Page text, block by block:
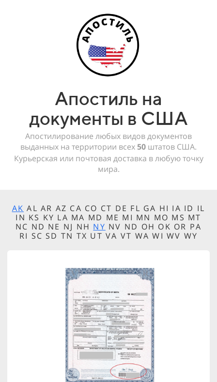
Апостиль на
документы в США
Апостилирование любых видов документов
выданных на территории всех 50 штатов США.
Курьерская или почтовая доставка в любую точку
мира.
AK AL AR AZ CA CO CT DE FL GA HI IA ID IL
IN KS KY LA MA MD ME MI MN MO MS MT
NC ND NE NJ NH NY NV ND OH OK OR PA
RI SC SD TN TX UT VA VT WA WI WV WY